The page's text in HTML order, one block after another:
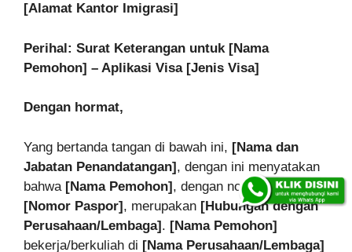
[Alamat Kantor Imigrasi]
Perihal: Surat Keterangan untuk [Nama
Pemohon] – Aplikasi Visa [Jenis Visa]
Dengan hormat,
Yang bertanda tangan di bawah ini, [Nama dan
Jabatan Penandatangan], dengan ini menyatakan
bahwa [Nama Pemohon], dengan nomor paspor
[Nomor Paspor], merupakan [Hubungan dengan
Perusahaan/Lembaga]. [Nama Pemohon]
bekerja/berkuliah di [Nama Perusahaan/Lembaga]